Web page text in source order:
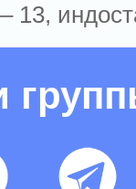
13,